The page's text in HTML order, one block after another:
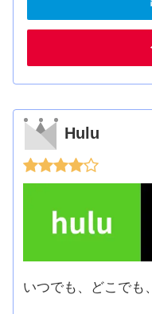
Hulu
いつでも、どこでも